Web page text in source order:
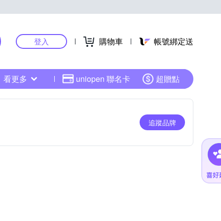
登入 購物車 帳號綁定送
看更多 uniopen 聯名卡 超贈點
追蹤品牌